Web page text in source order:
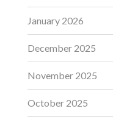
January 2026
December 2025
November 2025
October 2025